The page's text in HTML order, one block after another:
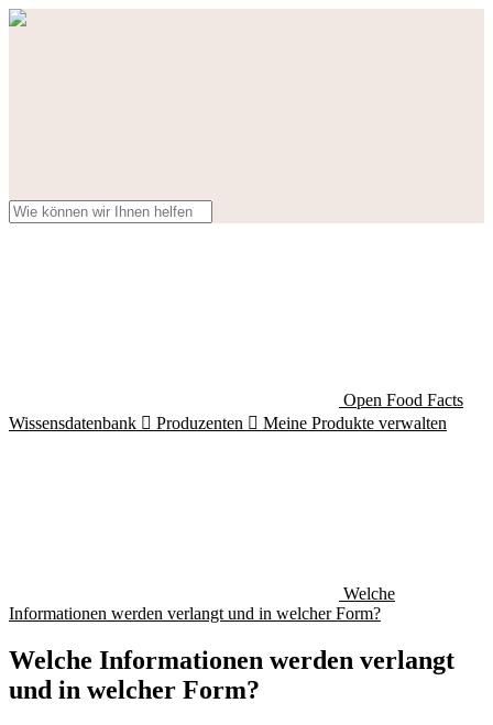
Open Food Facts
Wissensdatenbank  Produzenten  Meine Produkte verwalten
Welche
Informationen werden verlangt und in welcher Form?
Welche Informationen werden verlangt
und in welcher Form?